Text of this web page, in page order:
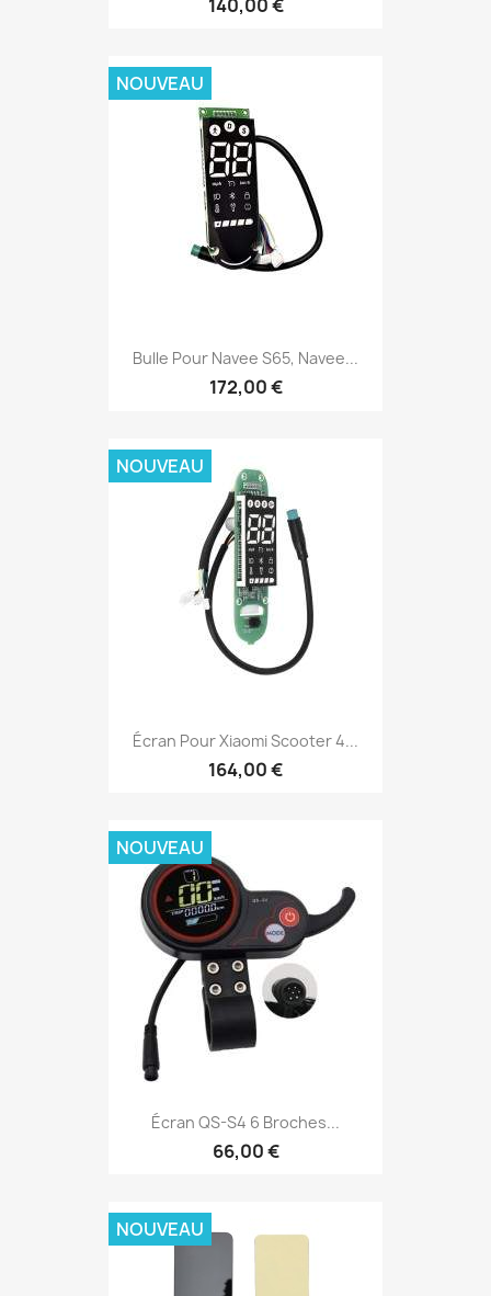
140,00 €
Bulle Pour Navee S65, Navee...
172,00 €
NOUVEAU
Écran Pour Xiaomi Scooter 4...
164,00 €
NOUVEAU
Écran QS-S4 6 Broches...
66,00 €
NOUVEAU
NOUVEAU